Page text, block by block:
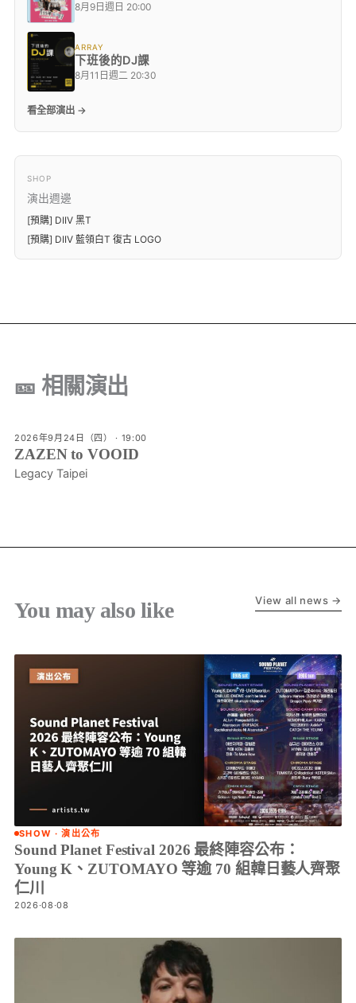
8月9日週日 20:00
ARRAY
下班後的DJ課
8月11日週二 20:30
看全部演出 →
SHOP
演出週邊
[預購] DIIV 黑T
[預購] DIIV 藍領白T 復古 LOGO
🎫 相關演出
2026年9月24日（四） · 19:00
ZAZEN to VOOID
Legacy Taipei
You may also like View all news →
SHOW · 演出公布
Sound Planet Festival 2026 最終陣容公布：
Young K、ZUTOMAYO 等逾 70 組韓日藝人齊聚
仁川
2026·08·08